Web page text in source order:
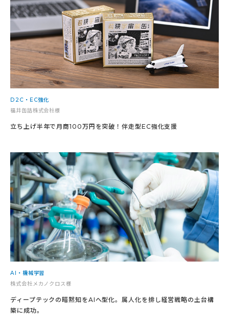
D2C・EC強化
福井缶詰株式会社様
立ち上げ半年で月商100万円を突破！伴走型EC強化支援
AI・機械学習
株式会社メカノクロス様
ディープテックの暗黙知をAIへ型化。属人化を排し経営戦略の土台構
築に成功。